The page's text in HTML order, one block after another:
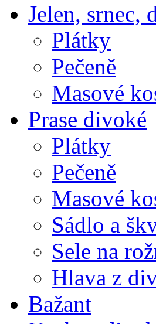
Jelen, srnec,
Plátky
Pečeně
Masové
Prase divoké
Plátky
Pečeně
Masové
Sádlo a
Sele na
Hlava z
Bažant